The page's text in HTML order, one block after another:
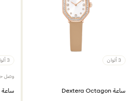
3 ألوان
ساعة Dextera Octagon
3 ألوان
وصل
ساعة Dextera Octagon